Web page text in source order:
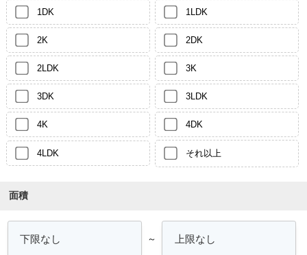
1DK 1LDK
2K 2DK
2LDK 3K
3DK 3LDK
4K 4DK
4LDK それ以上
面積
～